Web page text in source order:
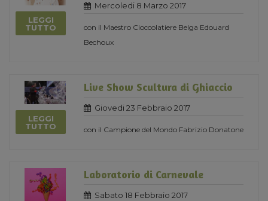
LEGGI
TUTTO
Mercoledi 8 Marzo 2017
con il Maestro Cioccolatiere Belga Edouard
Bechoux
LEGGI
TUTTO
Live Show Scultura di Ghiaccio
Giovedi 23 Febbraio 2017
con il Campione del Mondo Fabrizio Donatone
Laboratorio di Carnevale
Sabato 18 Febbraio 2017